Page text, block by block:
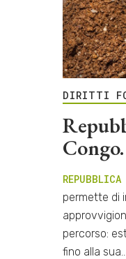
DIRITTI
REPUBBLICA
permette di
percorso:
fino alla sua…